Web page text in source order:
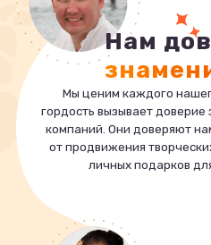
Нам
Мы ценим каждого
гордость вызывает
компаний. Они доверяют
от продвижения
личных подарков